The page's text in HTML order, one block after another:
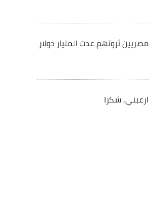
مصريين ثروتهم عدت المليار دولار
ارعبني, شكرا